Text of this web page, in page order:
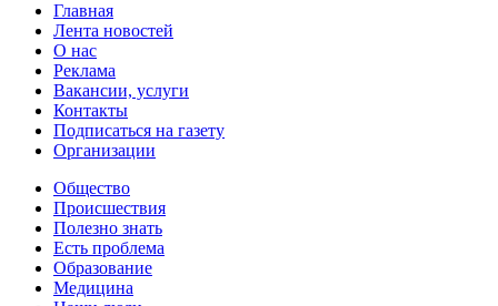
Главная
Лента новостей
О нас
Реклама
Вакансии, услуги
Контакты
Подписаться на газету
Организации
Общество
Происшествия
Полезно знать
Есть проблема
Образование
Медицина